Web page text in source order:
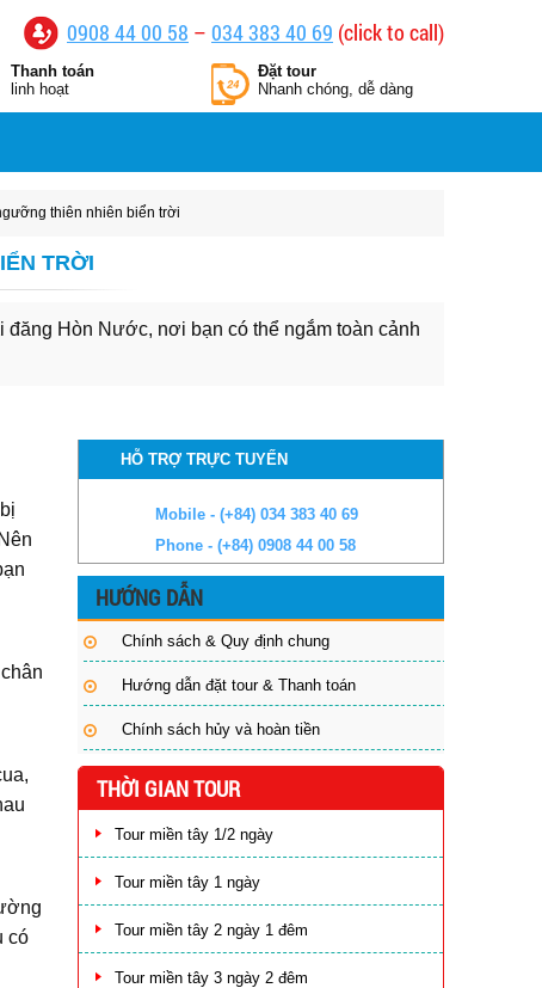
0908 44 00 58 – 034 383 40 69 (click to call)
Thanh toán
linh hoạt
Đặt tour
Nhanh chóng, dễ dàng
thiên nhiên biển trời
TRỜI
Hòn Nước, nơi bạn có thể ngắm toàn cảnh
có
HỖ TRỢ TRỰC TUYẾN
Mobile - (+84) 034 383 40 69
Phone - (+84) 0908 44 00 58
HƯỚNG DẪN
Chính sách & Quy định chung
Hướng dẫn đặt tour & Thanh toán
Chính sách hủy và hoàn tiền
THỜI GIAN TOUR
Tour miền tây 1/2 ngày
Tour miền tây 1 ngày
Tour miền tây 2 ngày 1 đêm
Tour miền tây 3 ngày 2 đêm